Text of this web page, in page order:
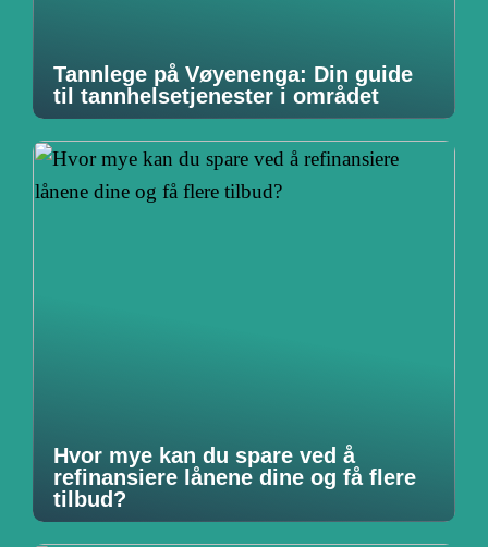
Tannlege på Vøyenenga: Din guide
til tannhelsetjenester i området
Hvor mye kan du spare ved å
refinansiere lånene dine og få flere
tilbud?